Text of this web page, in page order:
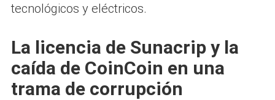
tecnológicos y eléctricos.
La licencia de Sunacrip y la
caída de CoinCoin en una
trama de corrupción